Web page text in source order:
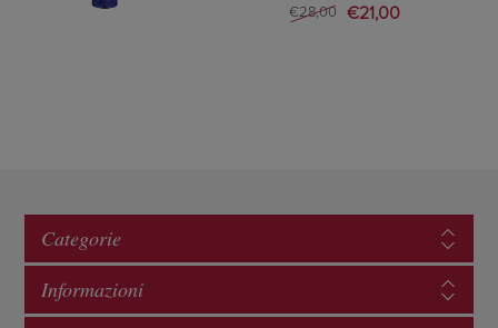
€28,00 €21,00
Categorie
Informazioni